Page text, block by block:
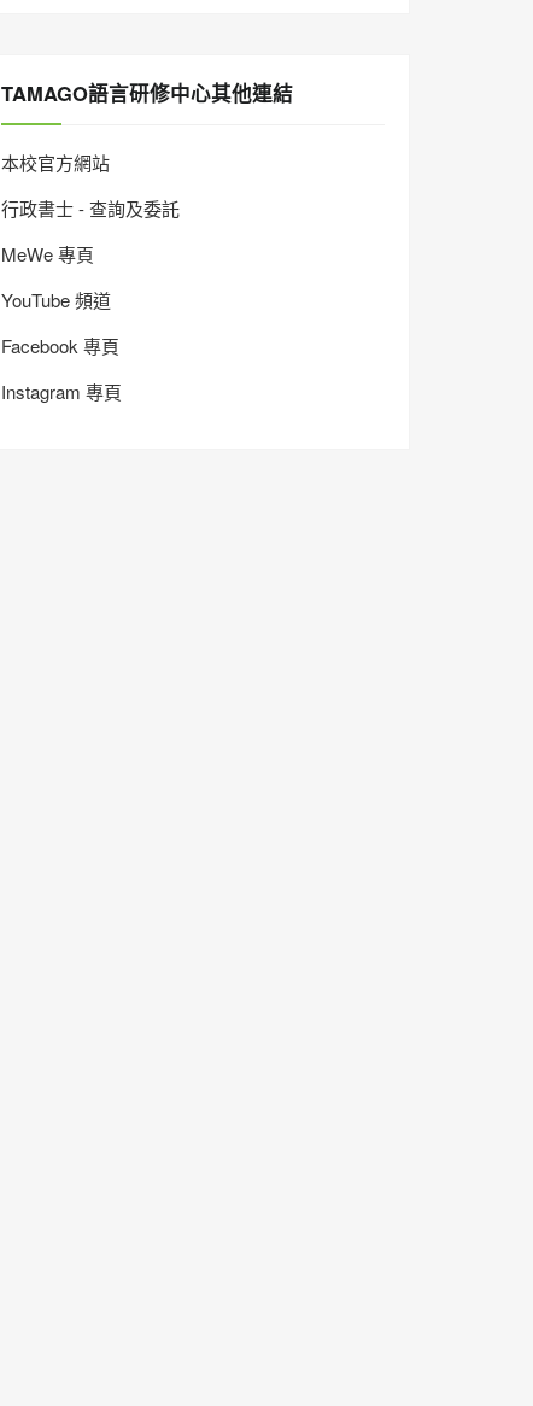
TAMAGO語言研修中心其他連結
本校官方網站
行政書士 - 查詢及委託
MeWe 專頁
YouTube 頻道
Facebook 專頁
Instagram 專頁